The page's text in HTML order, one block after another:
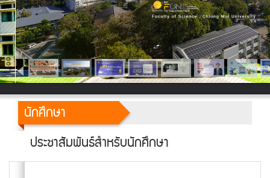
นักศึกษา
ประชาสัมพันธ์สำหรับนักศึกษา